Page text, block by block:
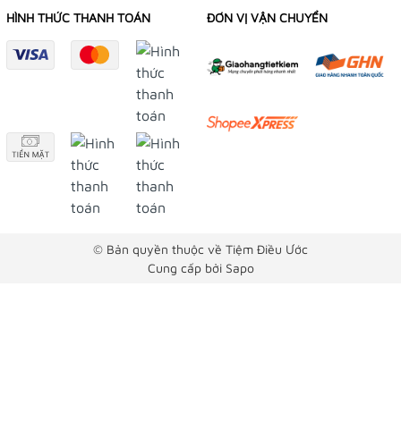
HÌNH THỨC THANH TOÁN ĐƠN VỊ VẬN CHUYỂN
© Bản quyền thuộc về Tiệm Điều Ước
Cung cấp bởi Sapo